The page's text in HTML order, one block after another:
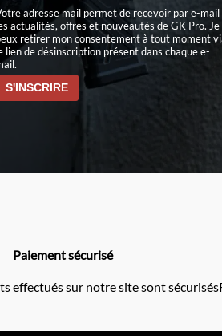
adresse mail permet de recevoir par e-mail
actualités, offres et nouveautés de GK Pro. Je
retirer mon consentement à tout moment
lien de désinscription présent dans chaque e-
Paiement sécurisé
effectués sur notre site sont sécurisés